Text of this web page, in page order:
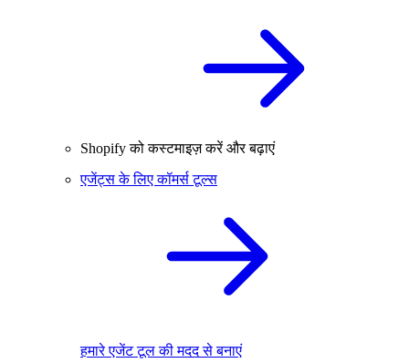
Shopify को कस्टमाइज़ करें और बढ़ाएं
एजेंट्स के लिए कॉमर्स टूल्स
हमारे एजेंट टूल की मदद से बनाएं